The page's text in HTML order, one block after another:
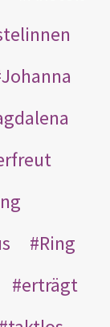
Johanna
Ring
erträgt